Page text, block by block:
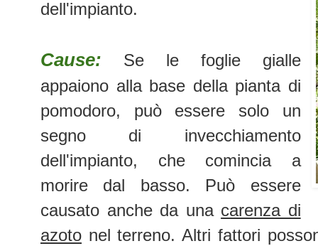
dell'impianto.
Cause: Se le foglie gialle
appaiono alla base della pianta di
pomodoro, può essere solo un
segno di invecchiamento
dell'impianto, che comincia a
morire dal basso. Può essere
causato anche da una carenza di
azoto nel terreno. Altri fattori